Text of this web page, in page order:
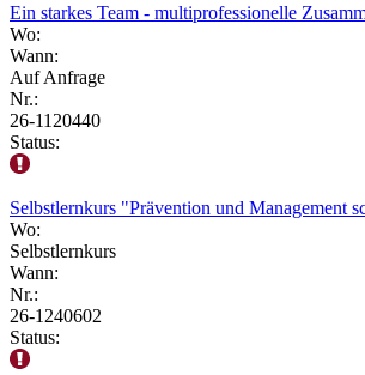
Ein starkes Team - multiprofessionelle
Wo:
Wann:
Auf Anfrage
Nr.:
26-1120440
Status:
Selbstlernkurs "Prävention und Management
Wo:
Selbstlernkurs
Wann:
Nr.:
26-1240602
Status: